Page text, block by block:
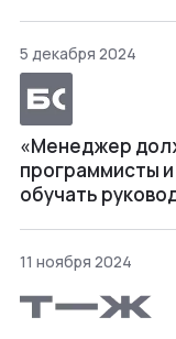
5 декабря 2024
«Менеджер
программисты
обучать
11 ноября 2024